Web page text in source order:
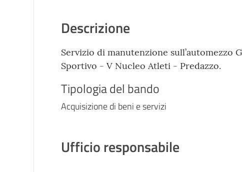
Descrizione
Servizio di manutenzione sull’automezzo
Sportivo - V Nucleo Atleti - Predazzo.
Tipologia del bando
Acquisizione di beni e servizi
Ufficio responsabile